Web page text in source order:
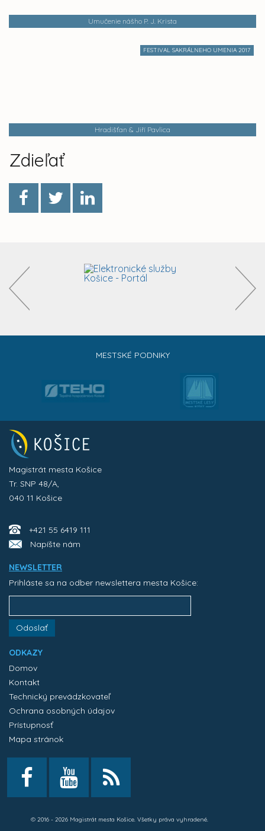
Umučenie nášho P. J. Krista
FESTIVAL SAKRÁLNEHO UMENIA 2017
Hradišťan & Jiří Pavlica
Zdieľať
MESTSKÉ PODNIKY
Magistrát mesta Košice
Tr. SNP 48/A,
040 11 Košice
+421 55 6419 111
Napíšte nám
NEWSLETTER
Prihláste sa na odber newslettera mesta Košice:
Odoslať
ODKAZY
Domov
Kontakt
Technický prevádzkovateľ
Ochrana osobných údajov
Prístupnosť
Mapa stránok
© 2016 - 2026 Magistrát mesta Košice. Všetky práva vyhradené.